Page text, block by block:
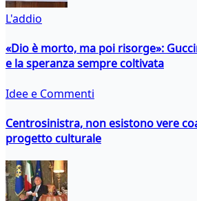
L'addio
«Dio è morto, ma poi risorge»:
e la speranza sempre coltivata
Idee e Commenti
Centrosinistra, non esistono vere
progetto culturale